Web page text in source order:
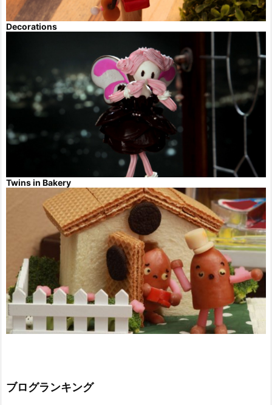
Decorations
Twins in Bakery
ブログランキング